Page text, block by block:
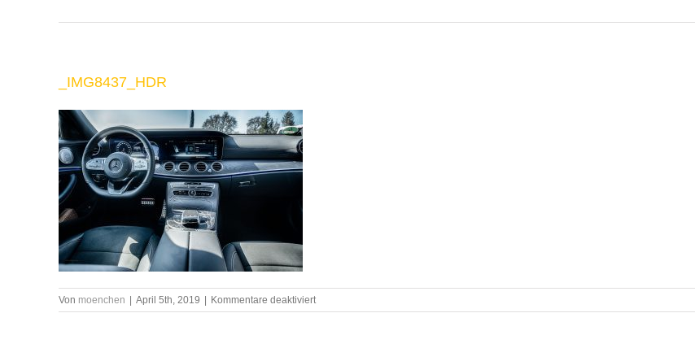
_IMG8437_HDR
Von moenchen | April 5th, 2019 | Kommentare deaktiviertfür
_IMG8437_HDR